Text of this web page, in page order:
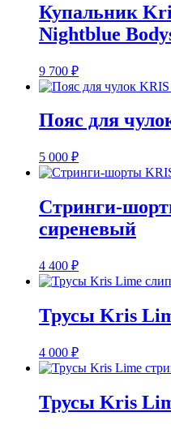
Купальник
Nightblue
9 700 ₽
Пояс для
5 000 ₽
Стринги-
сиреневый
4 400 ₽
Трусы Kris
4 000 ₽
Трусы Kris